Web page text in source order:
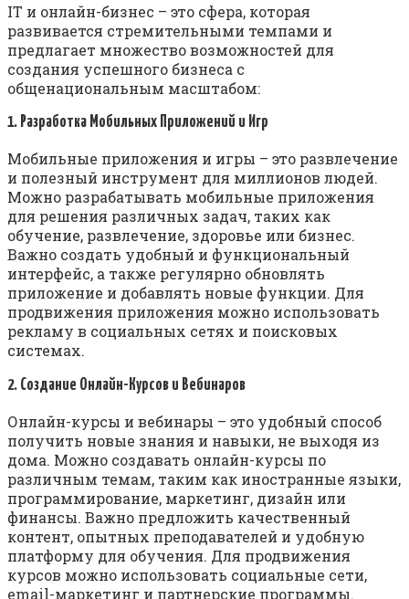
IT и онлайн-бизнес – это сфера, которая
развивается стремительными темпами и
предлагает множество возможностей для
создания успешного бизнеса с
общенациональным масштабом:
1. Разработка Мобильных Приложений и Игр
Мобильные приложения и игры – это развлечение
и полезный инструмент для миллионов людей.
Можно разрабатывать мобильные приложения
для решения различных задач, таких как
обучение, развлечение, здоровье или бизнес.
Важно создать удобный и функциональный
интерфейс, а также регулярно обновлять
приложение и добавлять новые функции. Для
продвижения приложения можно использовать
рекламу в социальных сетях и поисковых
системах.
2. Создание Онлайн-Курсов и Вебинаров
Онлайн-курсы и вебинары – это удобный способ
получить новые знания и навыки, не выходя из
дома. Можно создавать онлайн-курсы по
различным темам, таким как иностранные языки,
программирование, маркетинг, дизайн или
финансы. Важно предложить качественный
контент, опытных преподавателей и удобную
платформу для обучения. Для продвижения
курсов можно использовать социальные сети,
email-маркетинг и партнерские программы.